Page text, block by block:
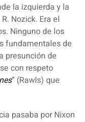
la izquierda y la
Nozick. Era el
Ninguno de los
fundamentales de
presunción de
con respeto
” (Rawls) que
pasaba por Nixon